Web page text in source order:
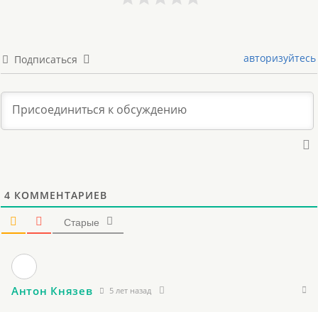
Подписаться авторизуйтесь
4 КОММЕНТАРИЕВ
Старые
Антон Князев 5 лет назад